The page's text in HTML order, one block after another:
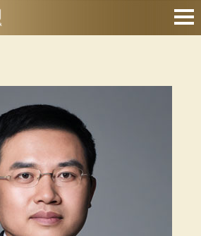
刑事辩护
房产纠纷
债权债务
合同纠纷
征地拆迁